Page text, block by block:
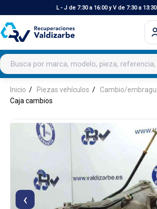
L - J de 7:30 a 16:00 y V de 7:30 a 13:30
Buscar productos
Inicio Piezas vehículos
Cambio/
Caja cambios
‹